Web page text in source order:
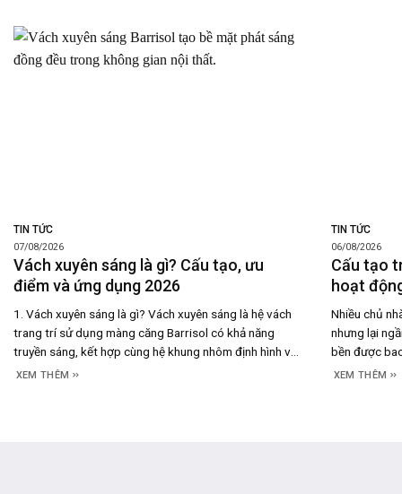
TIN TỨC
07/08/2026
Vách xuyên sáng là gì? Cấu tạo, ưu
điểm và ứng dụng 2026
1. Vách xuyên sáng là gì? Vách xuyên sáng là hệ vách
trang trí sử dụng màng căng Barrisol có khả năng
truyền sáng, kết hợp cùng hệ khung nhôm định hình và
đèn LED đặt phía sau để tạo nên bề mặt phát sáng
XEM THÊM
TIN TỨC
06/08/2026
Cấu tạo
hoạt
Nhiều chủ
nhưng lại
bền được
thực tế, câu
XEM THÊM